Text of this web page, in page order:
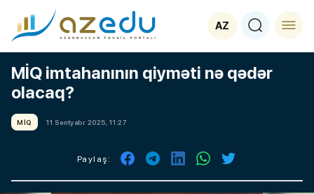
AZ
MİQ imtahanının qiyməti nə qədər
olacaq?
MİQ 11 Sentyabr 2025, 11:27
Paylaş: